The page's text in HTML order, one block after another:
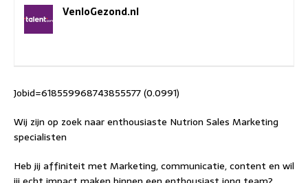
VenloGezond.nl
Jobid=618559968743855577 (0.0991)
Wij zijn op zoek naar enthousiaste Nutrion Sales Marketing
specialisten
Heb jij affiniteit met Marketing, communicatie, content en wil